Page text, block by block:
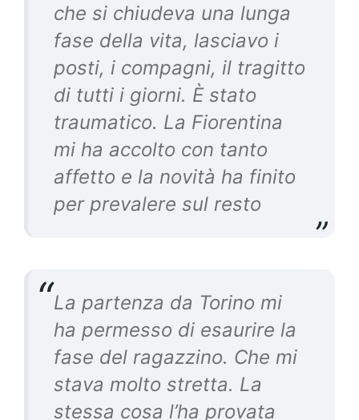
che si chiudeva una lunga
fase della vita, lasciavo i
posti, i compagni, il tragitto
di tutti i giorni. È stato
traumatico. La Fiorentina
mi ha accolto con tanto
affetto e la novità ha finito
per prevalere sul resto
La partenza da Torino mi
ha permesso di esaurire la
fase del ragazzino. Che mi
stava molto stretta. La
stessa cosa l’ha provata